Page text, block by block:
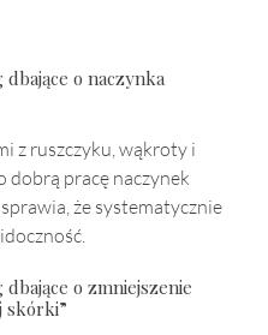
o naczynka
z ruszczyku, wąkroty i
dobrą pracę naczynek
że systematycznie
o zmniejszenie
skórki”